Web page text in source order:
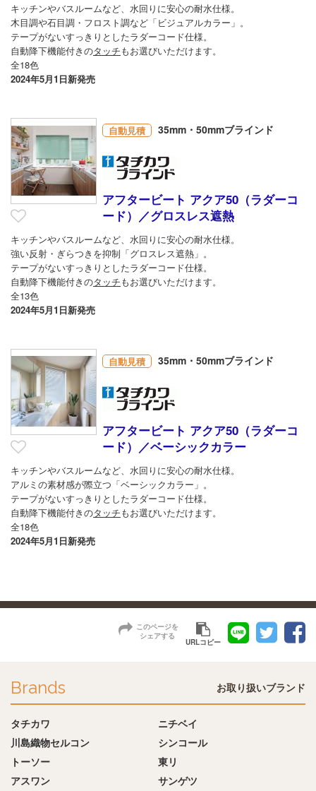
キッチンやバスルームなど、水回りに安心の耐水仕様。
木目調や石目調・フロスト調など「ビジュアルカラー」。
テープがないすっきりとしたラダーコード仕様。
自動降下機能付きのタッチもお選びいただけます。
全18色
2024年5月1日新発売
自動見積 35mm・50mmブラインド
アフタービート アクア50（ラダーコ
ード）／グロスレス遮熱
キッチンやバスルームなど、水回りに安心の耐水仕様。
強い反射・ぎらつきを抑制「グロスレス遮熱」。
テープがないすっきりとしたラダーコード仕様。
自動降下機能付きのタッチもお選びいただけます。
全13色
2024年5月1日新発売
自動見積 35mm・50mmブラインド
アフタービート アクア50（ラダーコ
ード）／ベーシックカラー
キッチンやバスルームなど、水回りに安心の耐水仕様。
アルミの素材感が際立つ「ベーシックカラー」。
テープがないすっきりとしたラダーコード仕様。
自動降下機能付きのタッチもお選びいただけます。
全18色
2024年5月1日新発売
このページを
シェアする
URLコピー
Brands お取り扱いブランド
タチカワ
ニチベイ
川島織物セルコン
シンコール
トーソー
東リ
アスワン
サンゲツ